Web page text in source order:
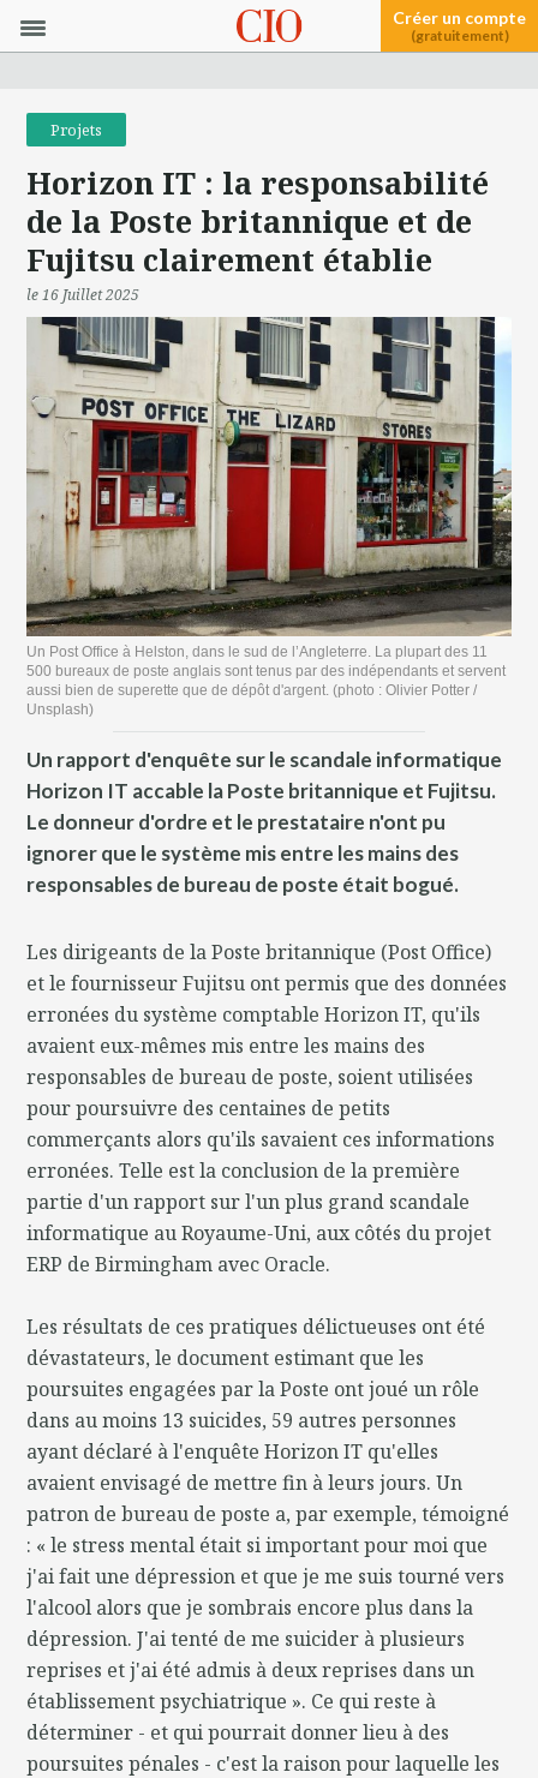
Créer un compte
(gratuitement)
Projets
Horizon IT : la responsabilité
de la Poste britannique et de
Fujitsu clairement établie
le 16 Juillet 2025
Un Post Office à Helston, dans le sud de l’Angleterre. La plupart des 11
500 bureaux de poste anglais sont tenus par des indépendants et servent
aussi bien de superette que de dépôt d'argent. (photo : Olivier Potter /
Unsplash)
Un rapport d'enquête sur le scandale informatique
Horizon IT accable la Poste britannique et Fujitsu.
Le donneur d'ordre et le prestataire n'ont pu
ignorer que le système mis entre les mains des
responsables de bureau de poste était bogué.
Les dirigeants de la Poste britannique (Post Office)
et le fournisseur Fujitsu ont permis que des données
erronées du système comptable Horizon IT, qu'ils
avaient eux-mêmes mis entre les mains des
responsables de bureau de poste, soient utilisées
pour poursuivre des centaines de petits
commerçants alors qu'ils savaient ces informations
erronées. Telle est la conclusion de la première
partie d'un rapport sur l'un plus grand scandale
informatique au Royaume-Uni, aux côtés du projet
ERP de Birmingham avec Oracle.
Les résultats de ces pratiques délictueuses ont été
dévastateurs, le document estimant que les
poursuites engagées par la Poste ont joué un rôle
dans au moins 13 suicides, 59 autres personnes
ayant déclaré à l'enquête Horizon IT qu'elles
avaient envisagé de mettre fin à leurs jours. Un
patron de bureau de poste a, par exemple, témoigné
: « le stress mental était si important pour moi que
j'ai fait une dépression et que je me suis tourné vers
l'alcool alors que je sombrais encore plus dans la
dépression. J'ai tenté de me suicider à plusieurs
reprises et j'ai été admis à deux reprises dans un
établissement psychiatrique ». Ce qui reste à
déterminer - et qui pourrait donner lieu à des
poursuites pénales - c'est la raison pour laquelle les